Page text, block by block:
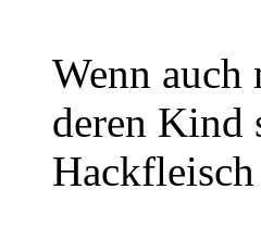
Wenn auch
deren Kind
Hackfleisch